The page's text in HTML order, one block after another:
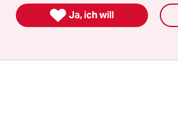
 Ja, ich will